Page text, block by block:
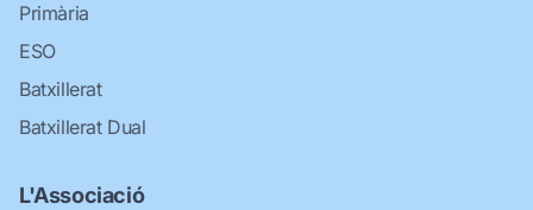
Primària
ESO
Batxillerat
Batxillerat Dual
L'Associació